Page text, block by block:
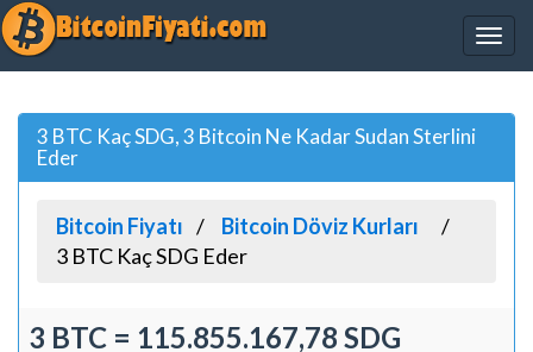
3 BTC Kaç SDG, 3 Bitcoin Ne Kadar Sudan Sterlini
Eder
Bitcoin Fiyatı
Bitcoin Döviz Kurları
3 BTC Kaç SDG Eder
3 BTC = 115.855.167,78 SDG